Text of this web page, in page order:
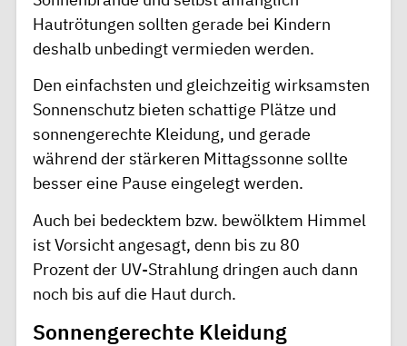
Hautrötungen sollten gerade bei Kindern
deshalb unbedingt vermieden werden.
Den einfachsten und gleichzeitig wirksamsten
Sonnenschutz bieten schattige Plätze und
sonnengerechte Kleidung, und gerade
während der stärkeren Mittagssonne sollte
besser eine Pause eingelegt werden.
Auch bei bedecktem bzw. bewölktem Himmel
ist Vorsicht angesagt, denn bis zu 80
Prozent der UV-Strahlung dringen auch dann
noch bis auf die Haut durch.
Sonnengerechte Kleidung